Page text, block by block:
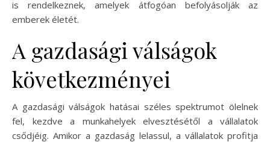
is rendelkeznek, amelyek átfogóan befolyásolják az
emberek életét.
A gazdasági válságok
következményei
A gazdasági válságok hatásai széles spektrumot ölelnek
fel, kezdve a munkahelyek elvesztésétől a vállalatok
csődjéig. Amikor a gazdaság lelassul, a vállalatok profitja